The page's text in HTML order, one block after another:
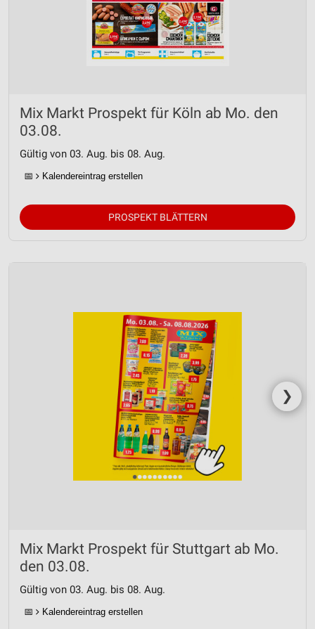
Mix Markt Prospekt für Köln ab Mo. den
03.08.
Gültig von 03. Aug. bis 08. Aug.
📅 Kalendereintrag erstellen
PROSPEKT BLÄTTERN
❯
Mix Markt Prospekt für Stuttgart ab Mo.
den 03.08.
Gültig von 03. Aug. bis 08. Aug.
📅 Kalendereintrag erstellen